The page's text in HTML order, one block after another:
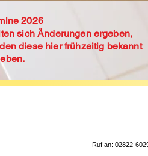
2026
sich Änderungen ergeben,
diese hier frühzeitig bekannt
Ruf an: 02822-